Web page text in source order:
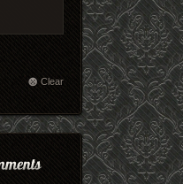
Clear